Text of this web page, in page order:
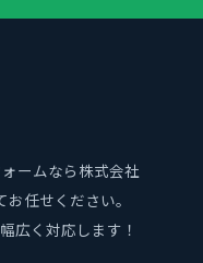
ームなら株式会社
任せください。
広く対応します！